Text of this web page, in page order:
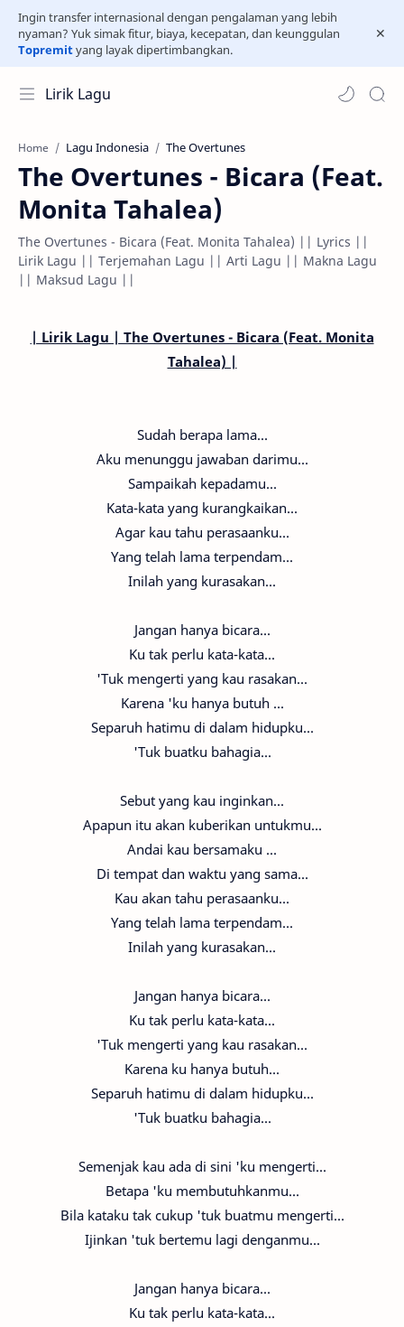
Ingin transfer internasional dengan pengalaman yang lebih
nyaman? Yuk simak fitur, biaya, kecepatan, dan keunggulan
Topremityang layak dipertimbangkan.
Lirik Lagu
Home Lagu Indonesia The Overtunes
The Overtunes - Bicara (Feat.
Monita Tahalea)
The Overtunes - Bicara (Feat. Monita Tahalea) || Lyrics ||
Lirik Lagu || Terjemahan Lagu || Arti Lagu || Makna Lagu
|| Maksud Lagu ||
| Lirik Lagu | The Overtunes - Bicara (Feat. Monita
Tahalea) |
Sudah berapa lama...
Aku menunggu jawaban darimu...
Sampaikah kepadamu...
Kata-kata yang kurangkaikan...
Agar kau tahu perasaanku...
Yang telah lama terpendam...
Inilah yang kurasakan...
Jangan hanya bicara...
Ku tak perlu kata-kata...
'Tuk mengerti yang kau rasakan...
Karena 'ku hanya butuh ...
Separuh hatimu di dalam hidupku...
'Tuk buatku bahagia...
Sebut yang kau inginkan...
Apapun itu akan kuberikan untukmu...
Andai kau bersamaku ...
Di tempat dan waktu yang sama...
Kau akan tahu perasaanku...
Yang telah lama terpendam...
Inilah yang kurasakan...
Jangan hanya bicara...
Ku tak perlu kata-kata...
'Tuk mengerti yang kau rasakan...
Karena ku hanya butuh...
Separuh hatimu di dalam hidupku...
'Tuk buatku bahagia...
Semenjak kau ada di sini 'ku mengerti...
Betapa 'ku membutuhkanmu...
Bila kataku tak cukup 'tuk buatmu mengerti...
Ijinkan 'tuk bertemu lagi denganmu...
Jangan hanya bicara...
Ku tak perlu kata-kata...